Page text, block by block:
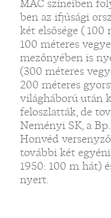
MAC színeiben
ben az ifjúsági
két elsősége (
100 méteres
mezőnyében is
(300 méteres
200 méteres
világháború után
feloszlatták, de
Neményi SK, a
Honvéd
további két
1950: 100 m hát)
nyert.